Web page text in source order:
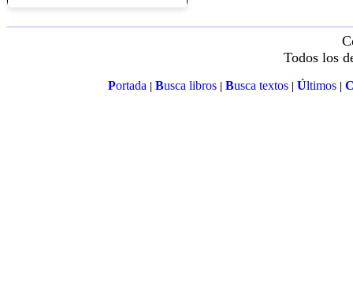
Todos los
Portada| Busca libros| Busca textos| Últimos|